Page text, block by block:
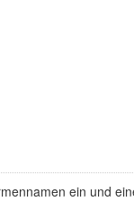
ein und